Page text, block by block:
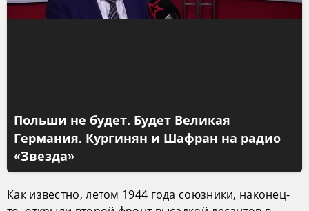
Польши не будет. Будет Великая
Германия. Кургинян и Шафран на радио
«Звезда»
Как известно, летом 1944 года союзники, наконец-